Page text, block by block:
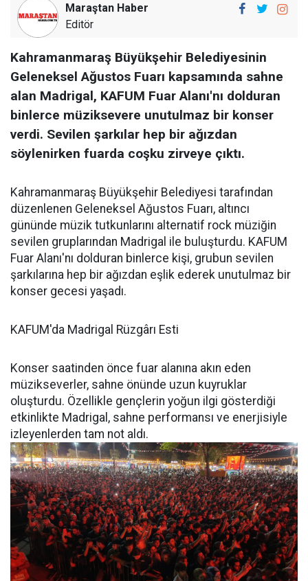
Maraştan Haber
Editör
Kahramanmaraş Büyükşehir Belediyesinin
Geleneksel Ağustos Fuarı kapsamında sahne
alan Madrigal, KAFUM Fuar Alanı'nı dolduran
binlerce müziksevere unutulmaz bir konser
verdi. Sevilen şarkılar hep bir ağızdan
söylenirken fuarda coşku zirveye çıktı.
Kahramanmaraş Büyükşehir Belediyesi tarafından
düzenlenen Geleneksel Ağustos Fuarı, altıncı
gününde müzik tutkunlarını alternatif rock müziğin
sevilen gruplarından Madrigal ile buluşturdu. KAFUM
Fuar Alanı'nı dolduran binlerce kişi, grubun sevilen
şarkılarına hep bir ağızdan eşlik ederek unutulmaz bir
konser gecesi yaşadı.
KAFUM'da Madrigal Rüzgârı Esti
Konser saatinden önce fuar alanına akın eden
müzikseverler, sahne önünde uzun kuyruklar
oluşturdu. Özellikle gençlerin yoğun ilgi gösterdiği
etkinlikte Madrigal, sahne performansı ve enerjisiyle
izleyenlerden tam not aldı.